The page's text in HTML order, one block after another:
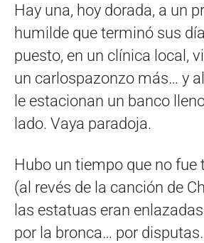
Hay una, hoy dorada, a un
humilde que terminó sus
puesto, en un clínica local,
un carlospazonzo más… y
le estacionan un banco
lado. Vaya paradoja.
Hubo un tiempo que no fue
(al revés de la canción de
las estatuas eran
por la bronca… por